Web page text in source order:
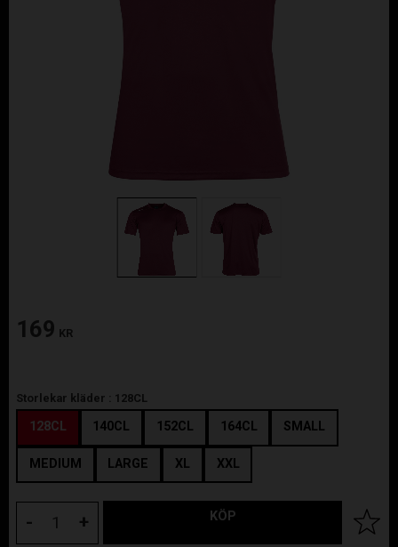
169 KR
Storlekar kläder : 128CL
128CL 140CL 152CL 164CL SMALL
MEDIUM LARGE XL XXL
+
- KÖP Lägg